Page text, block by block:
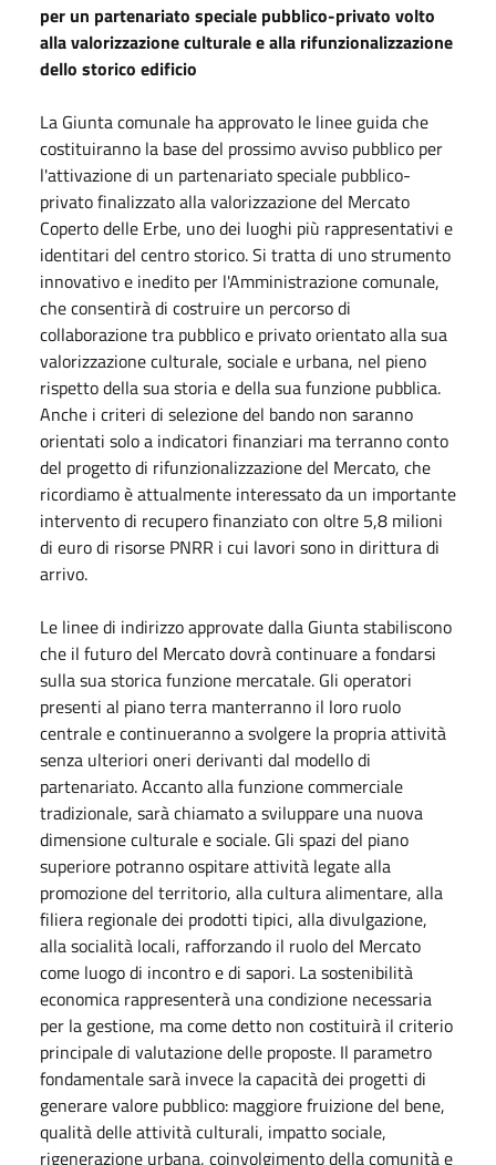
per un partenariato speciale pubblico-privato volto
alla valorizzazione culturale e alla rifunzionalizzazione
dello storico edificio
La Giunta comunale ha approvato le linee guida che
costituiranno la base del prossimo avviso pubblico per
l'attivazione di un partenariato speciale pubblico-
privato finalizzato alla valorizzazione del Mercato
Coperto delle Erbe, uno dei luoghi più rappresentativi e
identitari del centro storico. Si tratta di uno strumento
innovativo e inedito per l'Amministrazione comunale,
che consentirà di costruire un percorso di
collaborazione tra pubblico e privato orientato alla sua
valorizzazione culturale, sociale e urbana, nel pieno
rispetto della sua storia e della sua funzione pubblica.
Anche i criteri di selezione del bando non saranno
orientati solo a indicatori finanziari ma terranno conto
del progetto di rifunzionalizzazione del Mercato, che
ricordiamo è attualmente interessato da un importante
intervento di recupero finanziato con oltre 5,8 milioni
di euro di risorse PNRR i cui lavori sono in dirittura di
arrivo.
Le linee di indirizzo approvate dalla Giunta stabiliscono
che il futuro del Mercato dovrà continuare a fondarsi
sulla sua storica funzione mercatale. Gli operatori
presenti al piano terra manterranno il loro ruolo
centrale e continueranno a svolgere la propria attività
senza ulteriori oneri derivanti dal modello di
partenariato. Accanto alla funzione commerciale
tradizionale, sarà chiamato a sviluppare una nuova
dimensione culturale e sociale. Gli spazi del piano
superiore potranno ospitare attività legate alla
promozione del territorio, alla cultura alimentare, alla
filiera regionale dei prodotti tipici, alla divulgazione,
alla socialità locali, rafforzando il ruolo del Mercato
come luogo di incontro e di sapori. La sostenibilità
economica rappresenterà una condizione necessaria
per la gestione, ma come detto non costituirà il criterio
principale di valutazione delle proposte. Il parametro
fondamentale sarà invece la capacità dei progetti di
generare valore pubblico: maggiore fruizione del bene,
qualità delle attività culturali, impatto sociale,
rigenerazione urbana, coinvolgimento della comunità e